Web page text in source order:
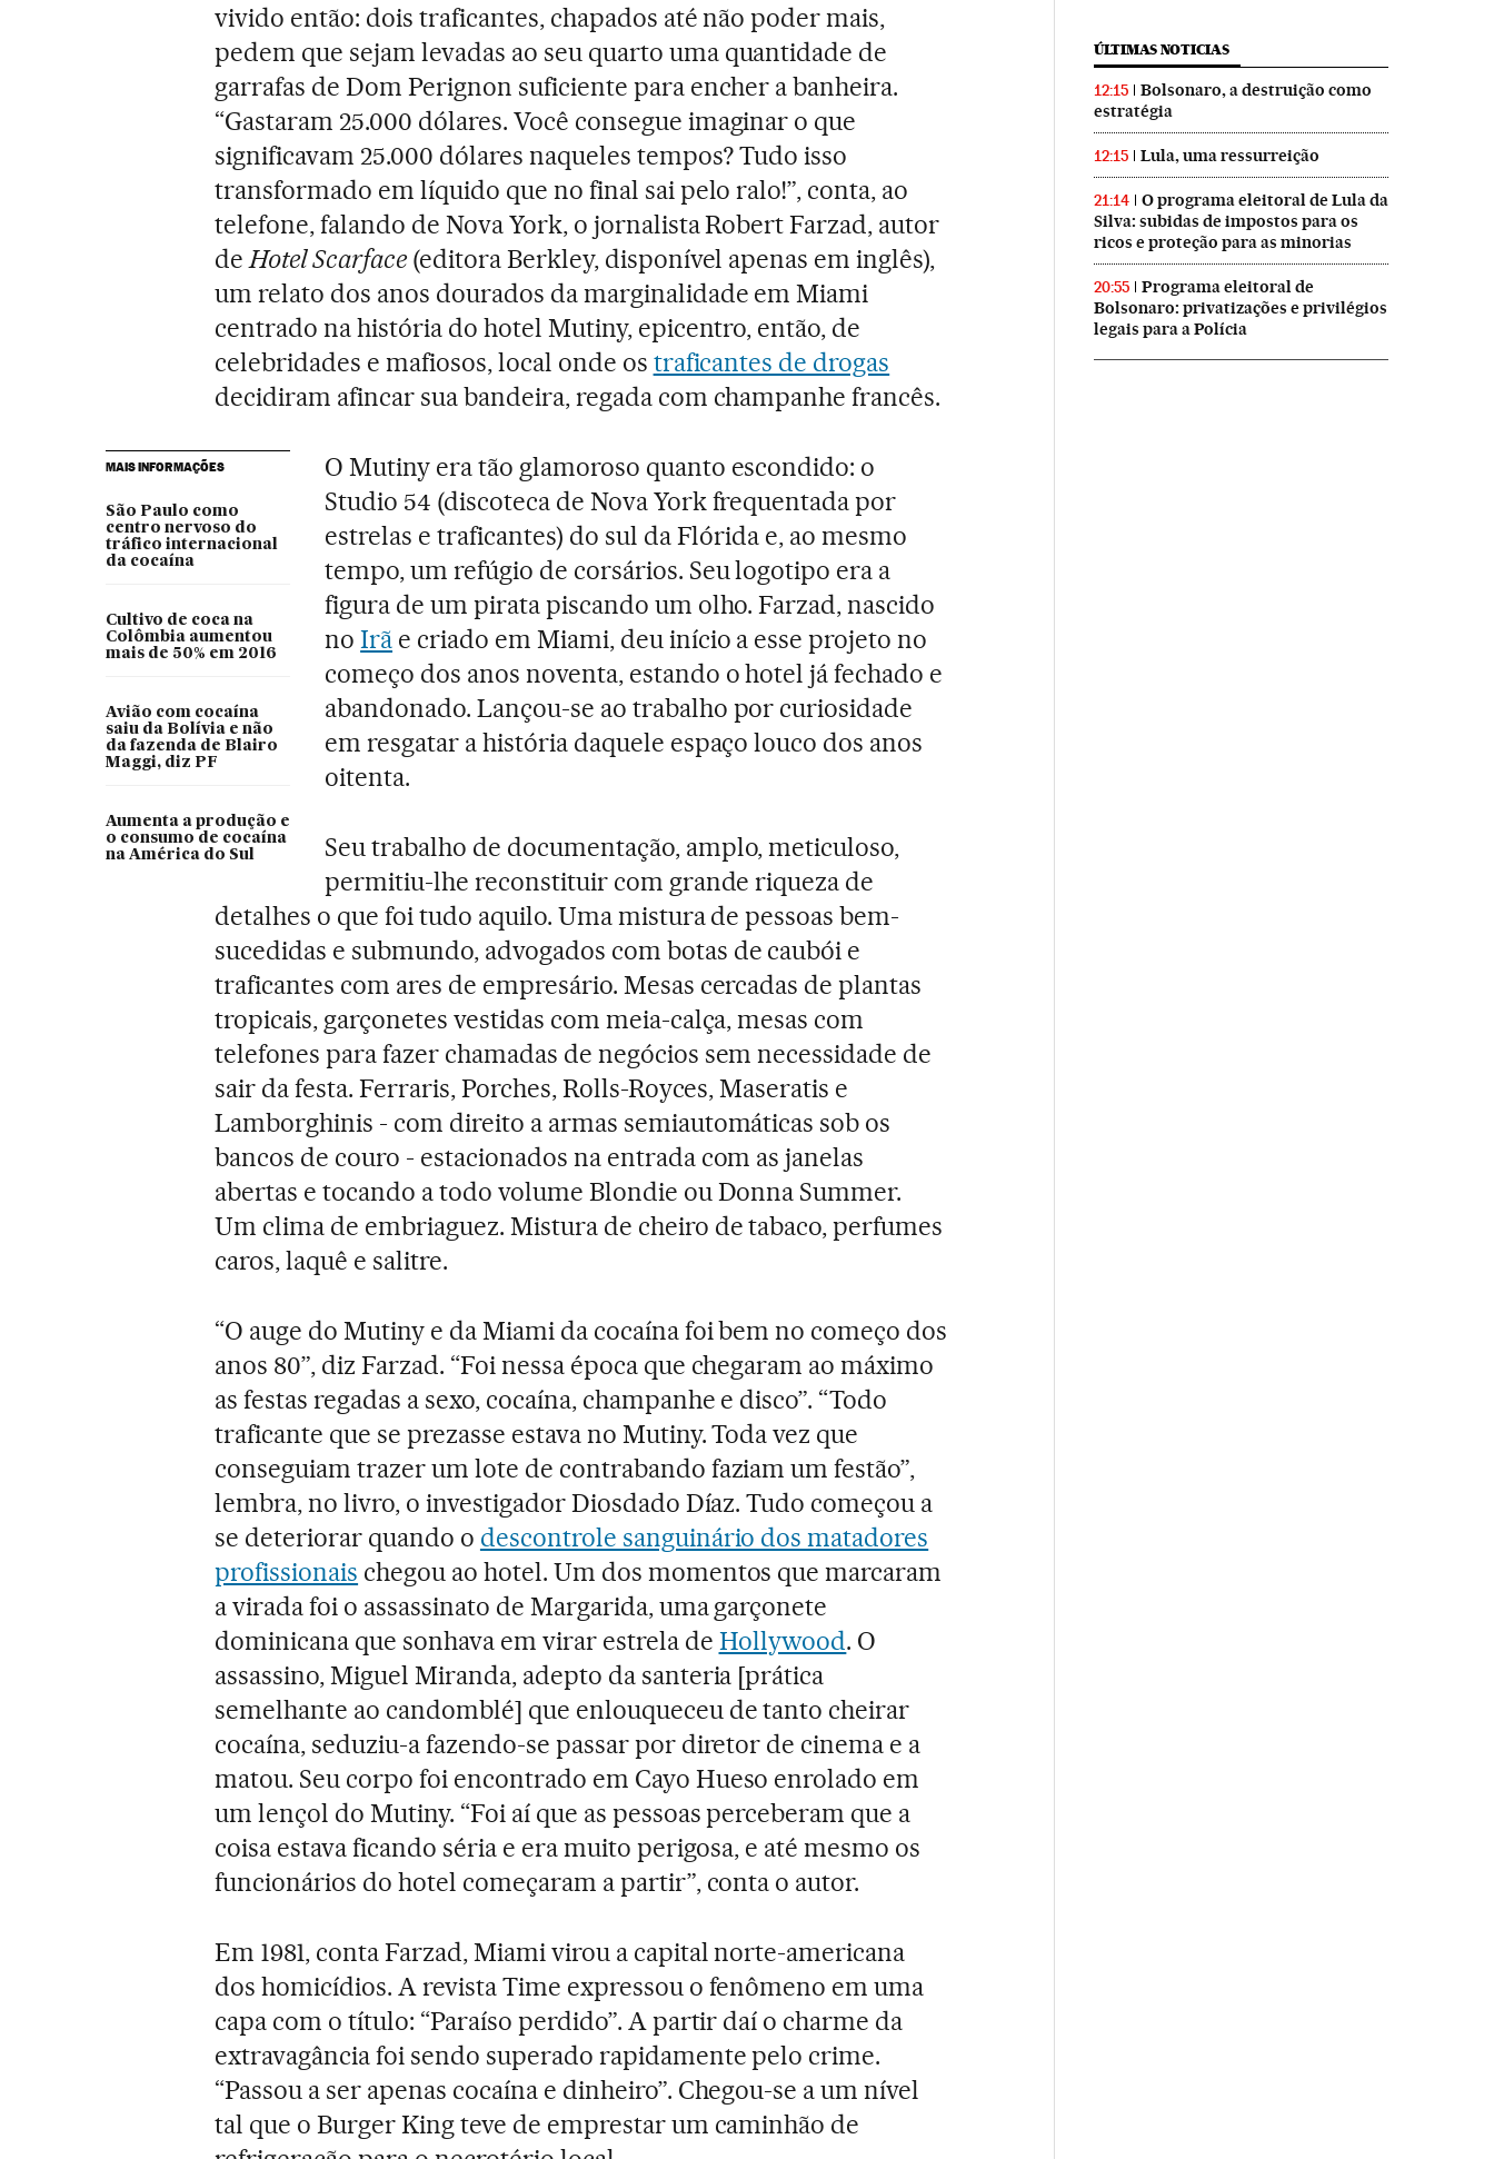
vivido então: dois traficantes, chapados até não poder mais,
pedem que sejam levadas ao seu quarto uma quantidade de
garrafas de Dom Perignon suficiente para encher a banheira.
“Gastaram 25.000 dólares. Você consegue imaginar o que
significavam 25.000 dólares naqueles tempos? Tudo isso
transformado em líquido que no final sai pelo ralo!”, conta, ao
telefone, falando de Nova York, o jornalista Robert Farzad, autor
deHotel Scarface(editora Berkley, disponível apenas em inglês),
um relato dos anos dourados da marginalidade em Miami
centrado na história do hotel Mutiny, epicentro, então, de
celebridades e mafiosos, local onde os traficantes de drogas
decidiram afincar sua bandeira, regada com champanhe francês.
MAIS INFORMAÇÕES
São Paulo como
centro nervoso do
tráfico internacional
da cocaína
Cultivo de coca na
Colômbia aumentou
mais de 50% em 2016
Avião com cocaína
saiu da Bolívia e não
da fazenda de Blairo
Maggi, diz PF
Aumenta a produção e
o consumo de cocaína
na América do Sul
O Mutiny era tão glamoroso quanto escondido: o
Studio 54 (discoteca de Nova York frequentada por
estrelas e traficantes) do sul da Flórida e, ao mesmo
tempo, um refúgio de corsários. Seu logotipo era a
figura de um pirata piscando um olho. Farzad, nascido
noIrã e criado em Miami, deu início a esse projeto no
começo dos anos noventa, estando o hotel já fechado e
abandonado. Lançou-se ao trabalho por curiosidade
em resgatar a história daquele espaço louco dos anos
oitenta.
Seu trabalho de documentação, amplo, meticuloso,
permitiu-lhe reconstituir com grande riqueza de
detalhes o que foi tudo aquilo. Uma mistura de pessoas bem-
sucedidas e submundo, advogados com botas de caubói e
traficantes com ares de empresário. Mesas cercadas de plantas
tropicais, garçonetes vestidas com meia-calça, mesas com
telefones para fazer chamadas de negócios sem necessidade de
sair da festa. Ferraris, Porches, Rolls-Royces, Maseratis e
Lamborghinis - com direito a armas semiautomáticas sob os
bancos de couro - estacionados na entrada com as janelas
abertas e tocando a todo volume Blondie ou Donna Summer.
Um clima de embriaguez. Mistura de cheiro de tabaco, perfumes
caros, laquê e salitre.
“O auge do Mutiny e da Miami da cocaína foi bem no começo dos
anos 80”, diz Farzad. “Foi nessa época que chegaram ao máximo
as festas regadas a sexo, cocaína, champanhe e disco”. “Todo
traficante que se prezasse estava no Mutiny. Toda vez que
conseguiam trazer um lote de contrabando faziam um festão”,
lembra, no livro, o investigador Diosdado Díaz. Tudo começou a
se deteriorar quando o descontrole sanguinário dos matadores
profissionais chegou ao hotel. Um dos momentos que marcaram
a virada foi o assassinato de Margarida, uma garçonete
dominicana que sonhava em virar estrela de Hollywood. O
assassino, Miguel Miranda, adepto da santeria [prática
semelhante ao candomblé] que enlouqueceu de tanto cheirar
cocaína, seduziu-a fazendo-se passar por diretor de cinema e a
matou. Seu corpo foi encontrado em Cayo Hueso enrolado em
um lençol do Mutiny. “Foi aí que as pessoas perceberam que a
coisa estava ficando séria e era muito perigosa, e até mesmo os
funcionários do hotel começaram a partir”, conta o autor.
Em 1981, conta Farzad, Miami virou a capital norte-americana
dos homicídios. A revista Time expressou o fenômeno em uma
capa com o título: “Paraíso perdido”. A partir daí o charme da
extravagância foi sendo superado rapidamente pelo crime.
“Passou a ser apenas cocaína e dinheiro”. Chegou-se a um nível
tal que o Burger King teve de emprestar um caminhão de
ÚLTIMAS NOTICIAS
12:15
Bolsonaro, a destruição como
estratégia
12:15 Lula, uma ressurreição
21:14
O programa eleitoral de Lula da
Silva: subidas de impostos para os
ricos e proteção para as minorias
20:55
Programa eleitoral de
Bolsonaro: privatizações e privilégios
legais para a Polícia